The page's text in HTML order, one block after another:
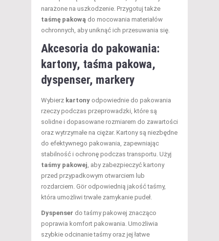
narażone na uszkodzenie. Przygotuj także
taśmę pakową do mocowania materiałów
ochronnych, aby uniknąć ich przesuwania się.
Akcesoria do pakowania:
kartony, taśma pakowa,
dyspenser, markery
Wybierz kartony odpowiednie do pakowania
rzeczy podczas przeprowadzki, które są
solidne i dopasowane rozmiarem do zawartości
oraz wytrzymałe na ciężar. Kartony są niezbędne
do efektywnego pakowania, zapewniając
stabilność i ochronę podczas transportu. Użyj
taśmy pakowej, aby zabezpieczyć kartony
przed przypadkowym otwarciem lub
rozdarciem. Gör odpowiednią jakość taśmy,
która umożliwi trwałe zamykanie pudeł.
Dyspenser do taśmy pakowej znacząco
poprawia komfort pakowania. Umożliwia
szybkie odcinanie taśmy oraz jej łatwe